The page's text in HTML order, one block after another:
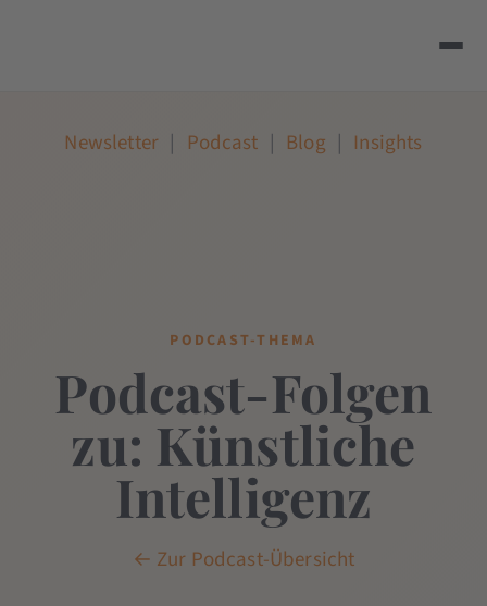
Newsletter | Podcast | Blog | Insights
PODCAST-THEMA
Podcast-Folgen
zu: Künstliche
Intelligenz
← Zur Podcast-Übersicht